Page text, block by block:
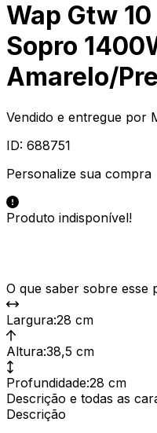
Wap Gtw
Sopro
Amarelo/
Vendido e entregue por
ID: 688751
Personalize sua compra
Produto indisponível!
O que saber sobre esse
Largura:28 cm
Altura:38,5 cm
Profundidade:28 cm
Descrição e todas as
Descrição